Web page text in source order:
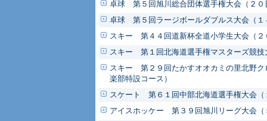
卓球 第５回旭川総合団体選手権大会（２０
卓球 第５回ラージボールダブルス大会（１
スキー 第４４回道新杯全道小学生大会（２
スキー 第１回北海道選手権マスターズ競
スキー 第２９回たかすオオカミの里北野ク
楽部特設コース）
スケート 第６１回中部北海道選手権大会
アイスホッケー 第３９回旭川リーグ大会